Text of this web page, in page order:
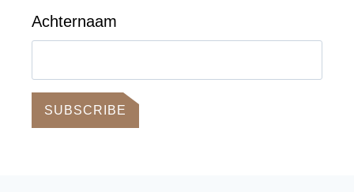
Achternaam
SUBSCRIBE